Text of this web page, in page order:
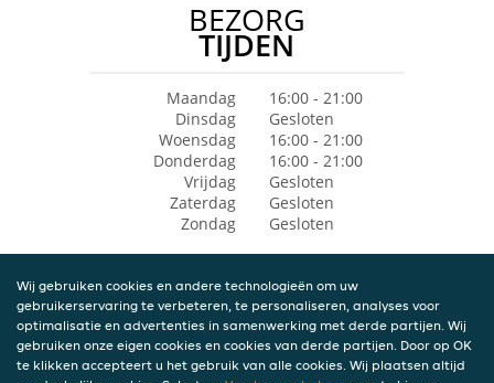
BEZORG
TIJDEN
Maandag
16:00 - 21:00
Dinsdag
Gesloten
Woensdag
16:00 - 21:00
Donderdag
16:00 - 21:00
Vrijdag
Gesloten
Zaterdag
Gesloten
Zondag
Gesloten
Wij gebruiken cookies en andere technologieën om uw
gebruikerservaring te verbeteren, te personaliseren, analyses voor
optimalisatie en advertenties in samenwerking met derde partijen. Wij
gebruiken onze eigen cookies en cookies van derde partijen. Door op OK
te klikken accepteert u het gebruik van alle cookies. Wij plaatsen altijd